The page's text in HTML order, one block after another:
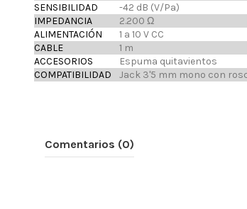
SENSIBILIDAD
-42 dB (V/Pa)
IMPEDANCIA
2.200 Ω
ALIMENTACIÓN
1 a 10 V CC
CABLE
1 m
ACCESORIOS
Espuma quitavientos
COMPATIBILIDAD
Jack 3'5 mm mono con
Comentarios (0)